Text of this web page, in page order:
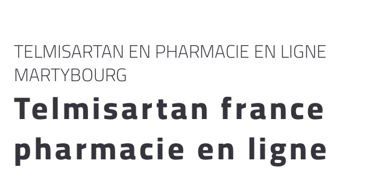
TELMISARTAN EN PHARMACIE EN LIGNE
MARTYBOURG
Telmisartan france
pharmacie en ligne
Telmisartan
Pharmacie